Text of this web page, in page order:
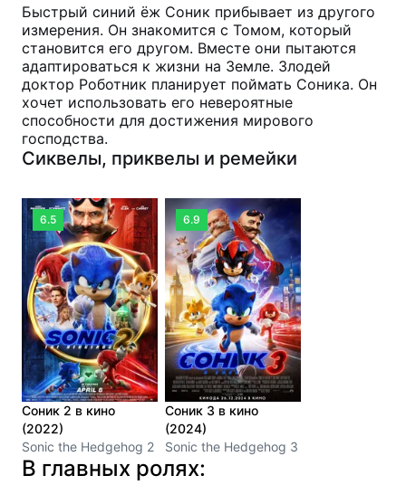
Быстрый синий ёж Соник прибывает из другого
измерения. Он знакомится с Томом, который
становится его другом. Вместе они пытаются
адаптироваться к жизни на Земле. Злодей
доктор Роботник планирует поймать Соника. Он
хочет использовать его невероятные
способности для достижения мирового
господства.
Сиквелы, приквелы и ремейки
6.5
Соник 2 в кино
(2022)
Sonic the Hedgehog 2
6.9
Соник 3 в кино
(2024)
Sonic the Hedgehog 3
В главных ролях: